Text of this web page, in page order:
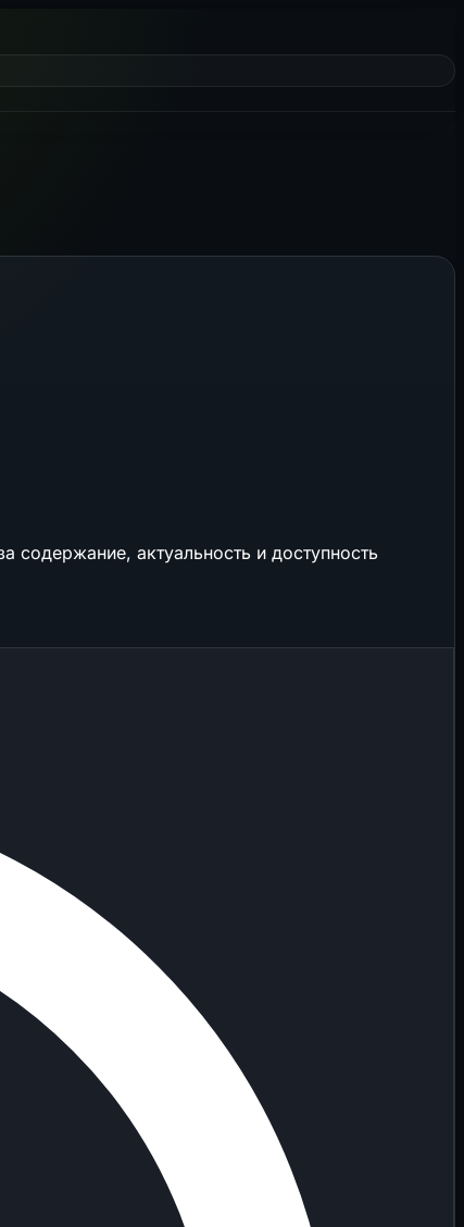
содержание, актуальность и доступность